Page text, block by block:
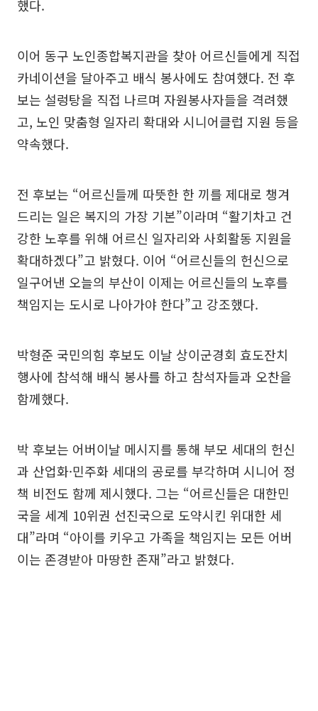
했다.
이어 동구 노인종합복지관을 찾아 어르신들에게 직접
카네이션을 달아주고 배식 봉사에도 참여했다. 전 후
보는 설렁탕을 직접 나르며 자원봉사자들을 격려했
고, 노인 맞춤형 일자리 확대와 시니어클럽 지원 등을
약속했다.
전 후보는 “어르신들께 따뜻한 한 끼를 제대로 챙겨
드리는 일은 복지의 가장 기본”이라며 “활기차고 건
강한 노후를 위해 어르신 일자리와 사회활동 지원을
확대하겠다”고 밝혔다. 이어 “어르신들의 헌신으로
일구어낸 오늘의 부산이 이제는 어르신들의 노후를
책임지는 도시로 나아가야 한다”고 강조했다.
박형준 국민의힘 후보도 이날 상이군경회 효도잔치
행사에 참석해 배식 봉사를 하고 참석자들과 오찬을
함께했다.
박 후보는 어버이날 메시지를 통해 부모 세대의 헌신
과 산업화·민주화 세대의 공로를 부각하며 시니어 정
책 비전도 함께 제시했다. 그는 “어르신들은 대한민
국을 세계 10위권 선진국으로 도약시킨 위대한 세
대”라며 “아이를 키우고 가족을 책임지는 모든 어버
이는 존경받아 마땅한 존재”라고 밝혔다.